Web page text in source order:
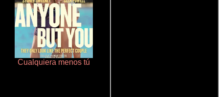
Cualquiera menos tú